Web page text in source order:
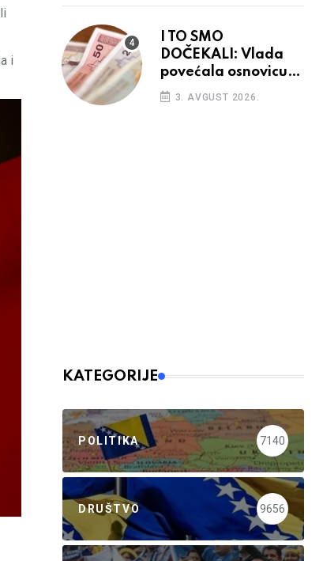
i
I TO SMO
DOČEKALI: Vlada
povećala osnovicu
za obračun plaća
budžetskim
3. AVGUST 2026.
KATEGORIJE
POLITIKA 7140
DRUŠTVO 9656